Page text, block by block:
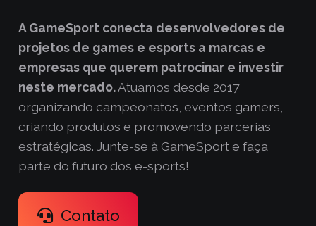
A GameSport conecta desenvolvedores de
projetos de games e esports a marcas e
empresas que querem patrocinar e investir
neste mercado.Atuamos desde 2017
organizando campeonatos, eventos gamers,
criando produtos e promovendo parcerias
estratégicas. Junte-se à GameSport e faça
parte do futuro dos e-sports!
Contato